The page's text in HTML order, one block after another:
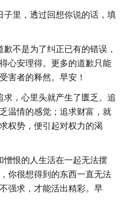
子里，透过回想你说的话，填
不是为了纠正已有的错误，
心安理得。更多的道歉只能
害者的释然。早安！
求，心里头就产生了匮乏。追
温情的感觉；追求财富，就
权势，便引起对权力的渴
憎恨的人生活在一起无法摆
你很想得到的东西一直无法
强求，才能活出精彩。早